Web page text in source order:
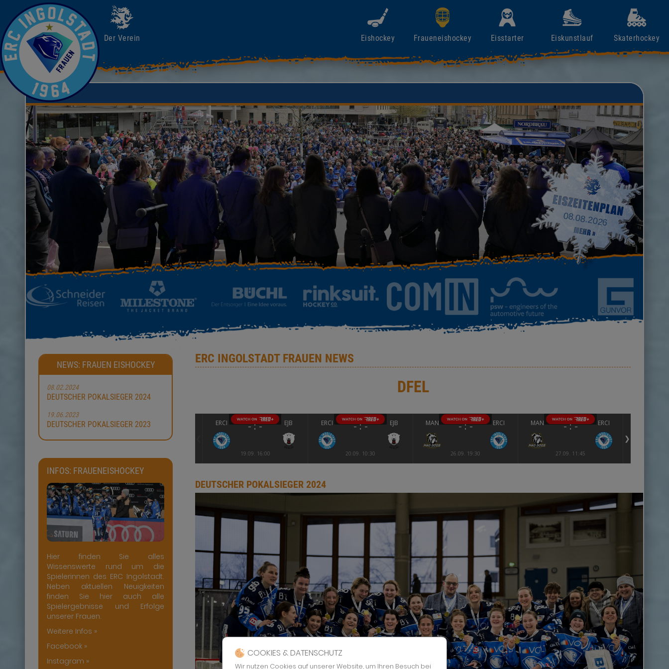
Der Verein Eishockey Fraueneishockey Eisstarter Eiskunstlauf Skaterhockey
08.08.2026
NEWS: FRAUEN EISHOCKEY
08.02.2024
DEUTSCHER POKALSIEGER 2024
19.06.2023
DEUTSCHER POKALSIEGER 2023
INFOS: FRAUENEISHOCKEY
Hier finden Sie alles
Wissenswerte rund um die
Spielerinnen des ERC Ingolstadt.
Neben aktuellen Neuigkeiten
finden Sie hier auch alle
Spielergebnisse und Erfolge
unserer Frauen.
Weitere Infos »
Facebook »
Instagram »
ERC INGOLSTADT FRAUEN NEWS
DFEL
ERCI EJB
- -
19.09. 16:00
ERCI EJB
- -
20.09. 10:30
MAN ERCI
- -
26.09. 19:30
MAN ERCI
- -
27.09. 11:45
DEUTSCHER POKALSIEGER 2024
COOKIES & DATENSCHUTZ
Wir nutzen Cookies auf unserer Website, um Ihren Besuch bei